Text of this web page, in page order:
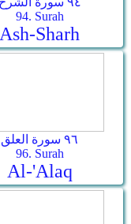
94. Surah
Ash-Sharh
٩٦ سورة العلق
96. Surah
Al-'Alaq